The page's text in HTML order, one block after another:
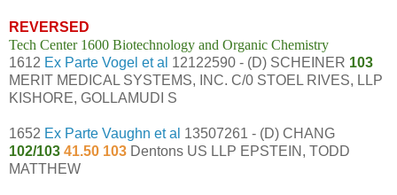
REVERSED
Tech Center 1600 Biotechnology and Organic Chemistry
1612 Ex Parte Vogel et al 12122590 - (D) SCHEINER 103
MERIT MEDICAL SYSTEMS, INC. C/0 STOEL RIVES, LLP
KISHORE, GOLLAMUDI S
1652 Ex Parte Vaughn et al 13507261 - (D) CHANG
102/103 41.50 103 Dentons US LLP EPSTEIN, TODD
MATTHEW